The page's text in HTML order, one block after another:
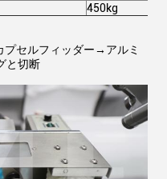
450kg
セルフィッダー→アルミ
と切断